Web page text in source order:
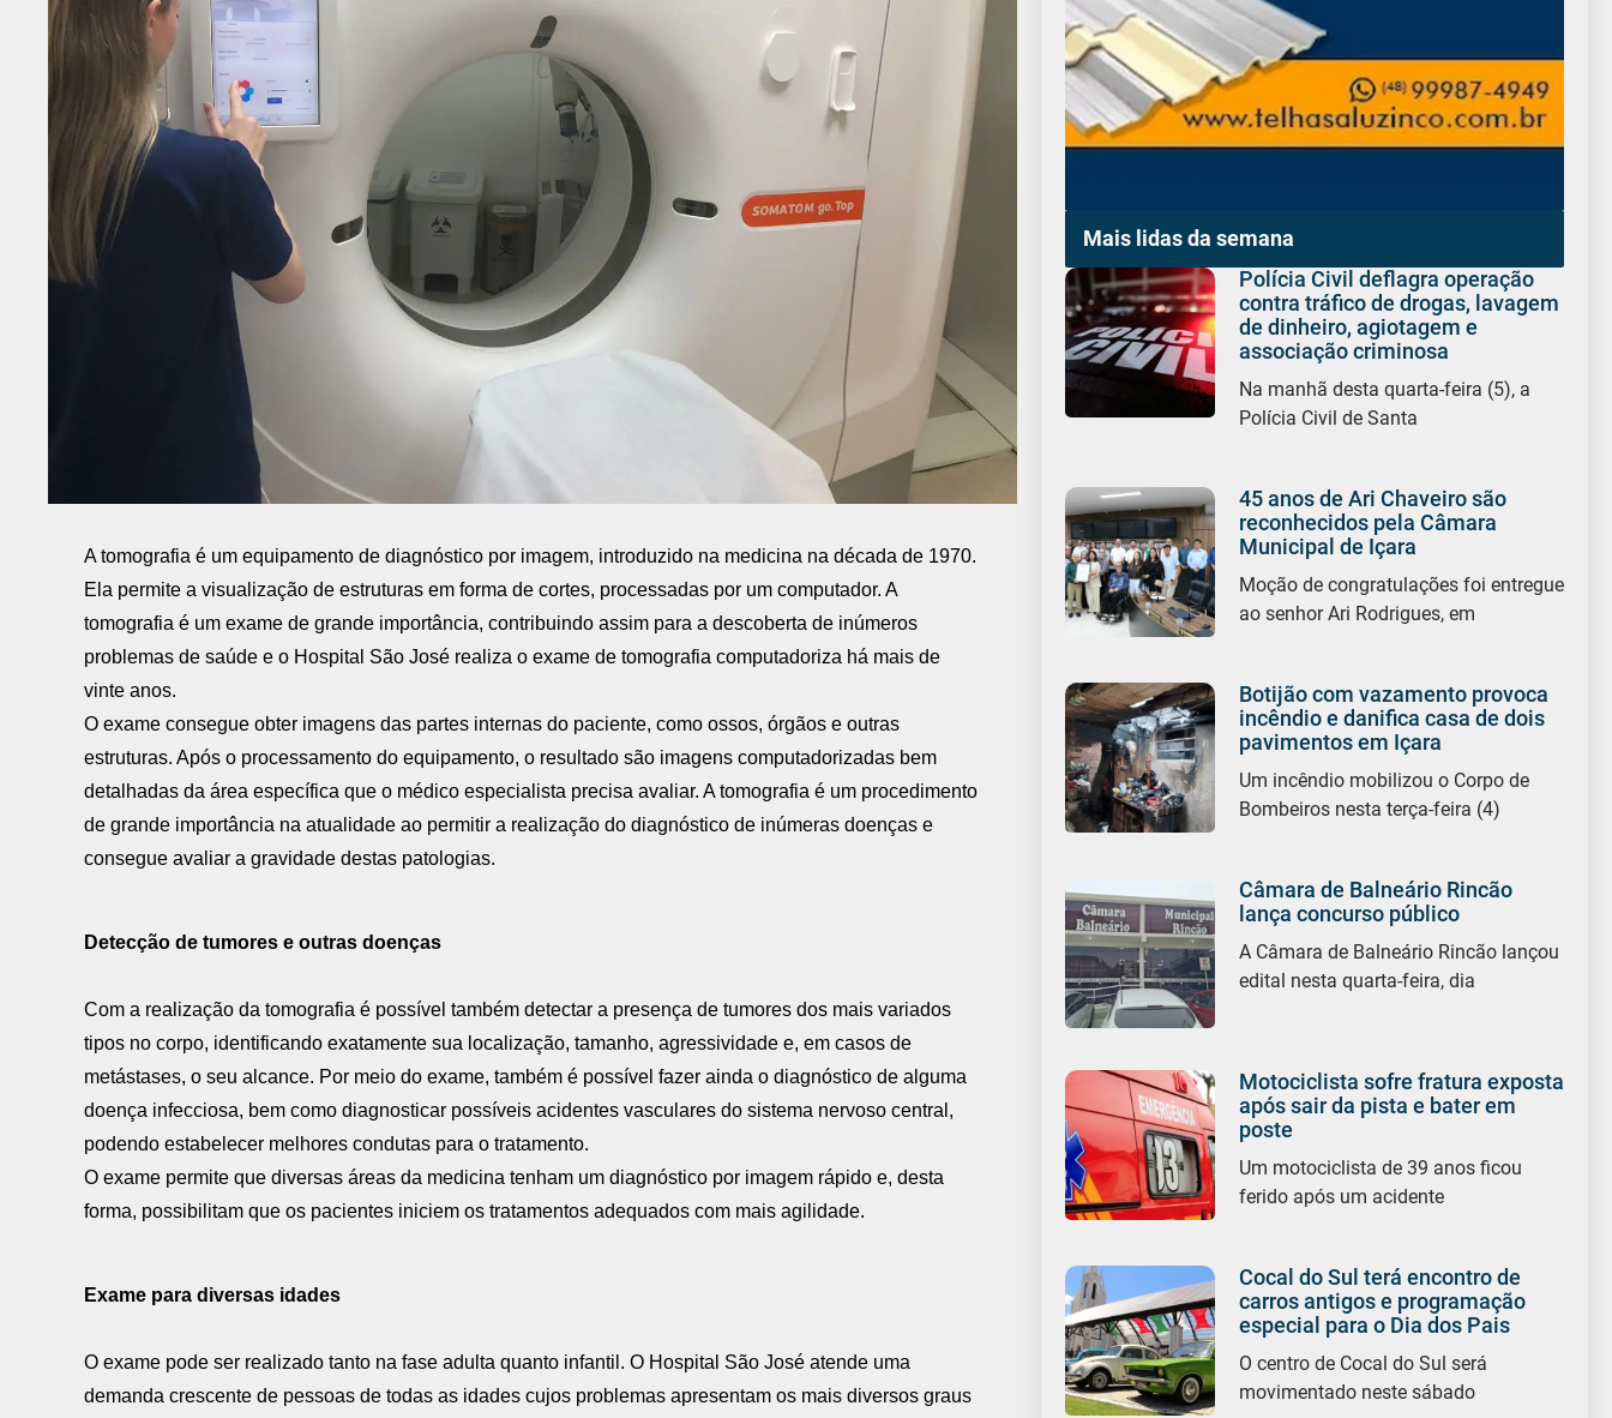
A tomografia é um equipamento de diagnóstico por imagem, introduzido na medicina na década de 1970.
Ela permite a visualização de estruturas em forma de cortes, processadas por um computador. A
tomografia é um exame de grande importância, contribuindo assim para a descoberta de inúmeros
problemas de saúde e o Hospital São José realiza o exame de tomografia computadoriza há mais de
vinte anos.
O exame consegue obter imagens das partes internas do paciente, como ossos, órgãos e outras
estruturas. Após o processamento do equipamento, o resultado são imagens computadorizadas bem
detalhadas da área específica que o médico especialista precisa avaliar. A tomografia é um procedimento
de grande importância na atualidade ao permitir a realização do diagnóstico de inúmeras doenças e
consegue avaliar a gravidade destas patologias.
Detecção de tumores e outras doenças
Com a realização da tomografia é possível também detectar a presença de tumores dos mais variados
tipos no corpo, identificando exatamente sua localização, tamanho, agressividade e, em casos de
metástases, o seu alcance. Por meio do exame, também é possível fazer ainda o diagnóstico de alguma
doença infecciosa, bem como diagnosticar possíveis acidentes vasculares do sistema nervoso central,
podendo estabelecer melhores condutas para o tratamento.
O exame permite que diversas áreas da medicina tenham um diagnóstico por imagem rápido e, desta
forma, possibilitam que os pacientes iniciem os tratamentos adequados com mais agilidade.
Exame para diversas idades
O exame pode ser realizado tanto na fase adulta quanto infantil. O Hospital São José atende uma
demanda crescente de pessoas de todas as idades cujos problemas apresentam os mais diversos graus
Mais lidas da semana
Polícia Civil deflagra operação
contra tráfico de drogas, lavagem
de dinheiro, agiotagem e
associação criminosa
Na manhã desta quarta-feira (5), a
Polícia Civil de Santa
45 anos de Ari Chaveiro são
reconhecidos pela Câmara
Municipal de Içara
Moção de congratulações foi entregue
ao senhor Ari Rodrigues, em
Botijão com vazamento provoca
incêndio e danifica casa de dois
pavimentos em Içara
Um incêndio mobilizou o Corpo de
Bombeiros nesta terça-feira (4)
Câmara de Balneário Rincão
lança concurso público
A Câmara de Balneário Rincão lançou
edital nesta quarta-feira, dia
Motociclista sofre fratura exposta
após sair da pista e bater em
poste
Um motociclista de 39 anos ficou
ferido após um acidente
Cocal do Sul terá encontro de
carros antigos e programação
especial para o Dia dos Pais
O centro de Cocal do Sul será
movimentado neste sábado